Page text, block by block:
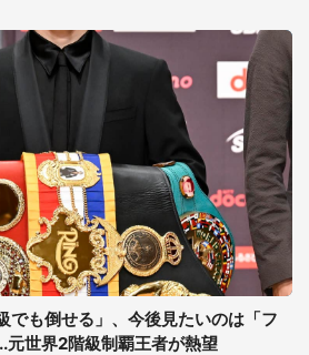
でも倒せる」、今後見たいのは「フ
元世界2階級制覇王者が熱望